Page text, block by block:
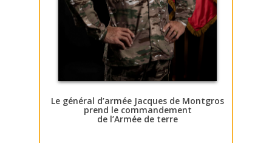
Le général d’armée Jacques de Montgros
prend le commandement
de l’Armée de terre